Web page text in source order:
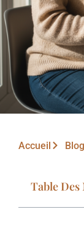
Accueil Blog
Table